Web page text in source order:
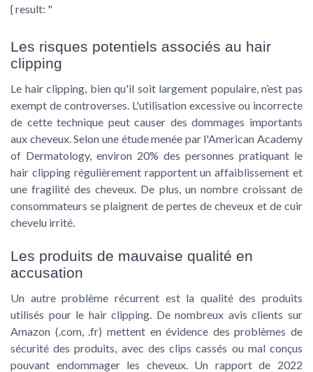
{ result: "
Les risques potentiels associés au hair
clipping
Le hair clipping, bien qu'il soit largement populaire, n’est pas
exempt de controverses. L'utilisation excessive ou incorrecte
de cette technique peut causer des dommages importants
aux cheveux. Selon une étude menée par l'American Academy
of Dermatology, environ 20% des personnes pratiquant le
hair clipping régulièrement rapportent un affaiblissement et
une fragilité des cheveux. De plus, un nombre croissant de
consommateurs se plaignent de pertes de cheveux et de cuir
chevelu irrité.
Les produits de mauvaise qualité en
accusation
Un autre problème récurrent est la qualité des produits
utilisés pour le hair clipping. De nombreux avis clients sur
Amazon (.com, .fr) mettent en évidence des problèmes de
sécurité des produits, avec des clips cassés ou mal conçus
pouvant endommager les cheveux. Un rapport de 2022